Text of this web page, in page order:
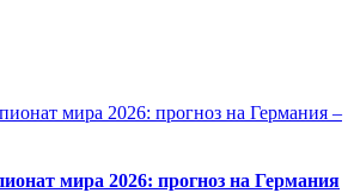
мира 2026: прогноз на Германия